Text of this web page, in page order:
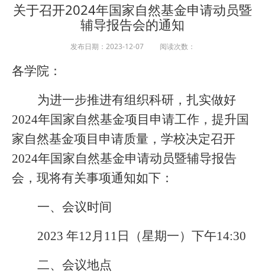
关于召开2024年国家自然基金申请动员暨
辅导报告会的通知
发布日期：2023-12-07 阅读次数：
各学院：
为进一步推进有组织科研，扎实做好
2024年国家自然基金项目申请工作，提升国
家自然基金项目申请质量，学校决定召开
2024年国家自然基金申请动员暨辅导报告
会，现将有关事项通知如下：
一、会议时间
2023 年12月 11 日（星期一） 下午14:30
二、 会议地点